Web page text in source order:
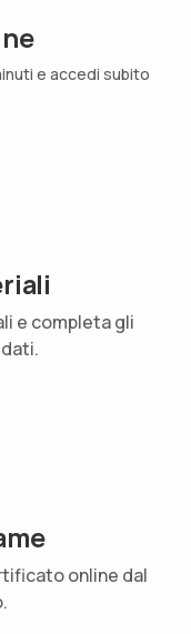
e accedi subito
e completa gli
online dal